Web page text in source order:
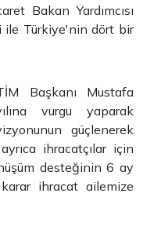
Bakan Yardımcısı
ile Türkiye'nin dört bir
Başkanı Mustafa
vurgu yaparak
güçlenerek
ihracatçılar için
desteğinin 6 ay
karar ihracat ailemize